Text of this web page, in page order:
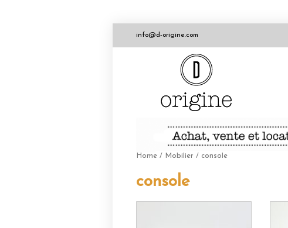
info@d-origine.com
Home / Mobilier / console
console